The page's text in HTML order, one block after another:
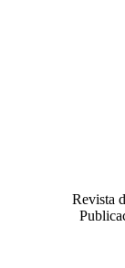
Revista